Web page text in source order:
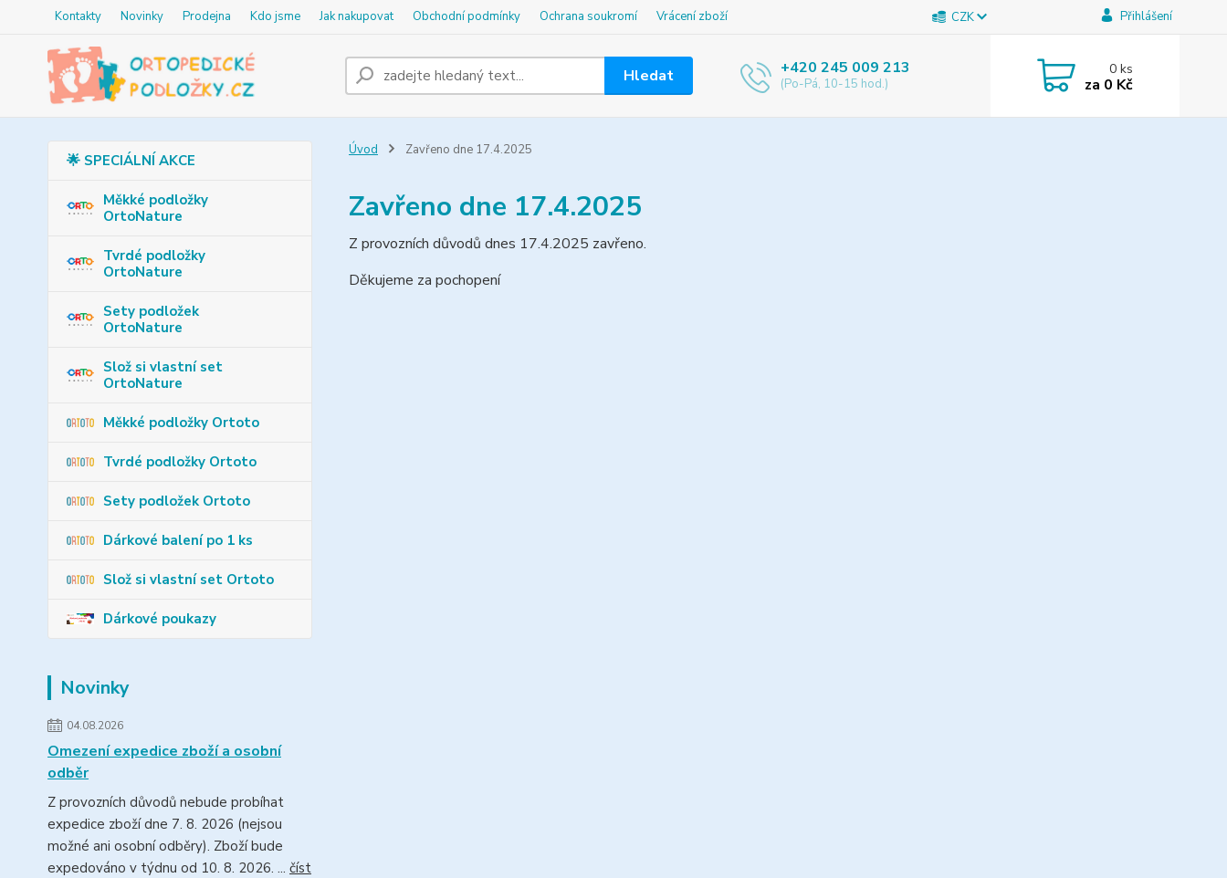
Kontakty Novinky Prodejna Kdo jsme Jak nakupovat Obchodní podmínky Ochrana soukromí Vrácení zboží CZK Přihlášení
Hledat +420 245 009 213
(Po-Pá, 10-15 hod.)
0ks
za 0 Kč
🌟 SPECIÁLNÍ AKCE
Měkké podložky
OrtoNature
Tvrdé podložky
OrtoNature
Sety podložek
OrtoNature
Slož si vlastní set
OrtoNature
Měkké podložky Ortoto
Tvrdé podložky Ortoto
Sety podložek Ortoto
Dárkové balení po 1 ks
Slož si vlastní set Ortoto
Dárkové poukazy
Novinky
04.08.2026
Omezení expedice zboží a osobní
odběr
Z provozních důvodů nebude probíhat
expedice zboží dne 7. 8. 2026 (nejsou
možné ani osobní odběry). Zboží bude
expedováno v týdnu od 10. 8. 2026. ... číst
Úvod Zavřeno dne 17.4.2025
Zavřeno dne 17.4.2025
Z provozních důvodů dnes 17.4.2025 zavřeno.
Děkujeme za pochopení